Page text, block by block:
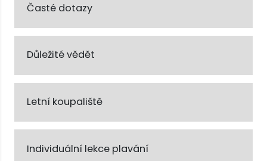
Časté dotazy
Důležité vědět
Letní koupaliště
Individuální lekce plavání